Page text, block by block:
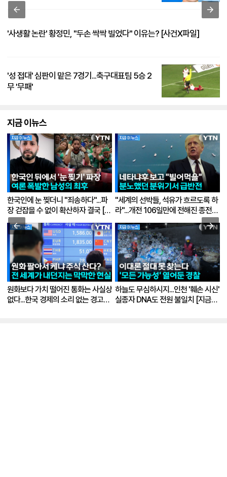
'사생활 논란' 황정민, "두손 싹싹 빌었다" 이유는? [사건X파일]
'성 접대' 심판이 맡은 7경기...축구대표팀 5승 2
무 '무패'
지금 이뉴스
한국인에 눈 찢더니 "죄송하다"...파
장 걷잡을 수 없이 확산하자 결국 [지
금이뉴스]
"세계의 선박들, 석유가 흐르도록 하
라"...개전 106일만에 전해진 종전합
원화보다 가치 떨어진 통화는 사실상
없다...한국 경제의 소리 없는 경고
하늘도 무심하시지...인천 '훼손 시신'
실종자 DNA도 전원 불일치 [지금이